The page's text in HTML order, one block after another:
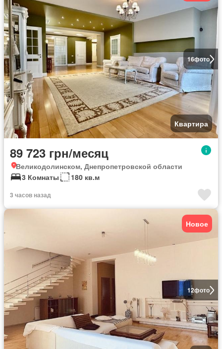
16фото
Квартира
89 723 грн/месяц
Великодолинском, Днепропетровской области
3 Комнаты
180 кв.м
3 часов назад
12фото
Новое